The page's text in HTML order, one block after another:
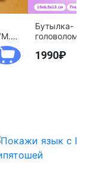
Бутылка-
агентство
1990